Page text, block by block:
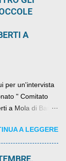
A
per un'intervista
" Comitato
a Mola di Bari ,
A LEGGERE